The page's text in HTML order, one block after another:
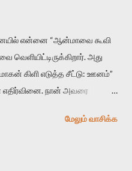
என்னை “ஆன்மாவை கூவி
வெளியிட்டிருக்கிறார். அது
கிளி எடுத்த சீட்டு: ஊனம்”
எதிர்வினை. நான் அவரை
இரக்கப்பட்டார்கள்.
மேலும் வாசிக்க